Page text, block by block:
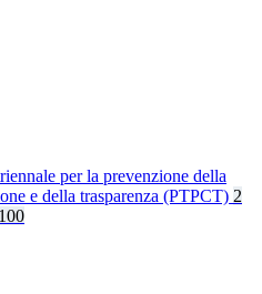
per la prevenzione della
e della trasparenza (PTPCT) 2
100